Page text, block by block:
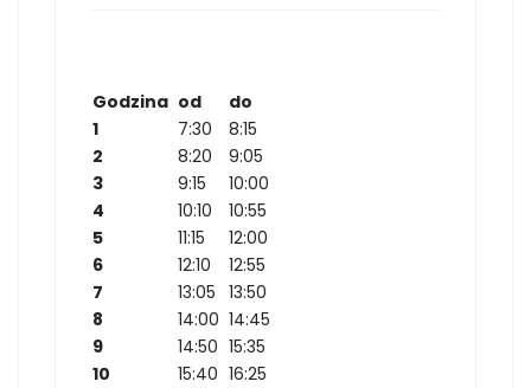
Godzina od
do
1
7:30
8:15
2
8:20
9:05
3
9:15
10:00
4
10:10
10:55
5
11:15
12:00
6
12:10
12:55
7
13:05 13:50
8
14:00 14:45
9
14:50 15:35
10
15:40 16:25